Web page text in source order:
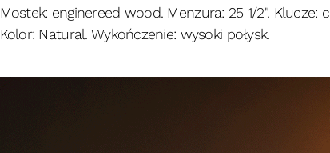
Mostek: enginereed wood. Menzura: 25 1/2".
Kolor: Natural. Wykończenie: wysoki połysk.